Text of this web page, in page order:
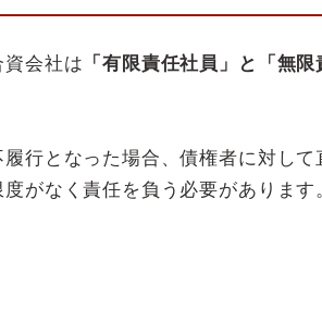
会社は 「有限責任社員」と「無
行となった場合、債権者に対し
がなく責任を負う必要がありま